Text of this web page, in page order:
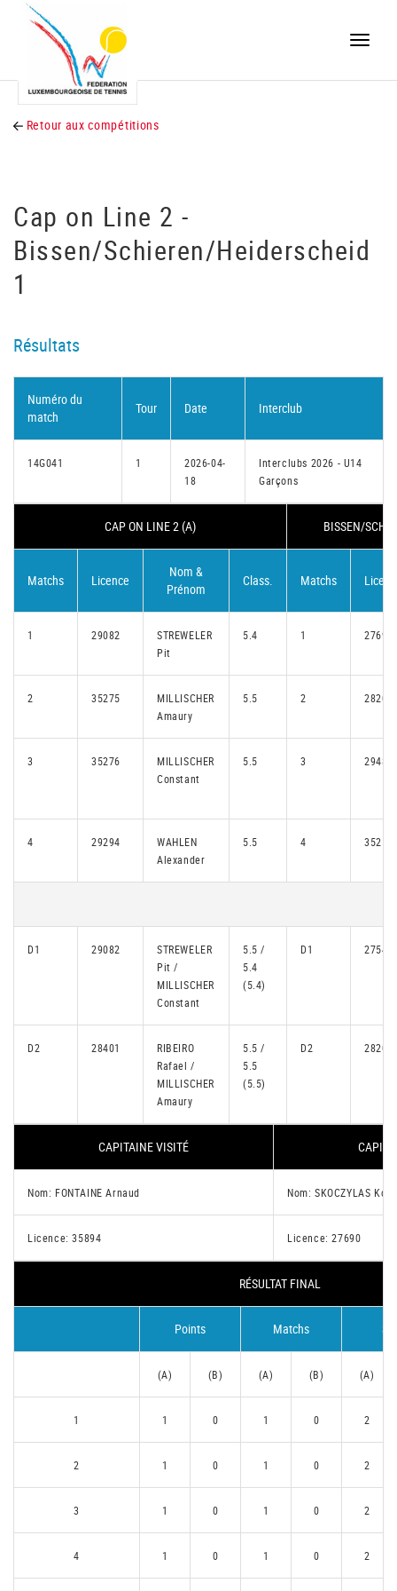
Toggle
Retour aux compétitions
Cap on Line 2 -
Bissen/Schieren/Heiderscheid
1
Résultats
Numéro du
match
Tour Date Interclub
14G041 1
2026-04-
18
Interclubs 2026 - U14
Garçons
CAP ON LINE 2 (A) BISSEN/
Matchs Licence
Nom &
Prénom
Class. Matchs
1 29082
STREWELER
Pit
5.4 1 27690
2 35275
MILLISCHER
Amaury
5.5 2 28205
3 35276
MILLISCHER
Constant
5.5 3 29480
4 29294
WAHLEN
Alexander
5.5 4 35256
D1 29082
STREWELER
Pit /
MILLISCHER
Constant
5.5 /
5.4
(5.4)
D1 27544
D2 28401
RIBEIRO
Rafael /
MILLISCHER
Amaury
5.5 /
5.5
(5.5)
D2 28205
CAPITAINE VISITÉ
Nom: FONTAINE Arnaud Nom: SKOCZYLAS
Licence: 35894 Licence: 27690
RÉSULTAT FINAL
Points Matchs
(A) (B) (A) (B) (A)
1 1 0 1 0 2
2 1 0 1 0 2
3 1 0 1 0 2
4 1 0 1 0 2